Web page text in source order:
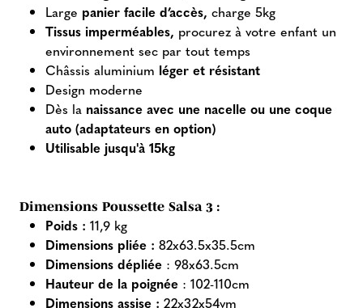
Large panier facile d’accès, charge 5kg
Tissus imperméables, procurez à votre enfant un
environnement sec par tout temps
Châssis aluminium léger et résistant
Design moderne
Dès la naissance avec une nacelle ou une coque
auto (adaptateurs en option)
Utilisable jusqu'à 15kg
Dimensions Poussette Salsa 3 :
Poids : 11,9 kg
Dimensions pliée : 82x63.5x35.5cm
Dimensions dépliée : 98x63.5cm
Hauteur de la poignée : 102-110cm
Dimensions assise : 22x32x54vm